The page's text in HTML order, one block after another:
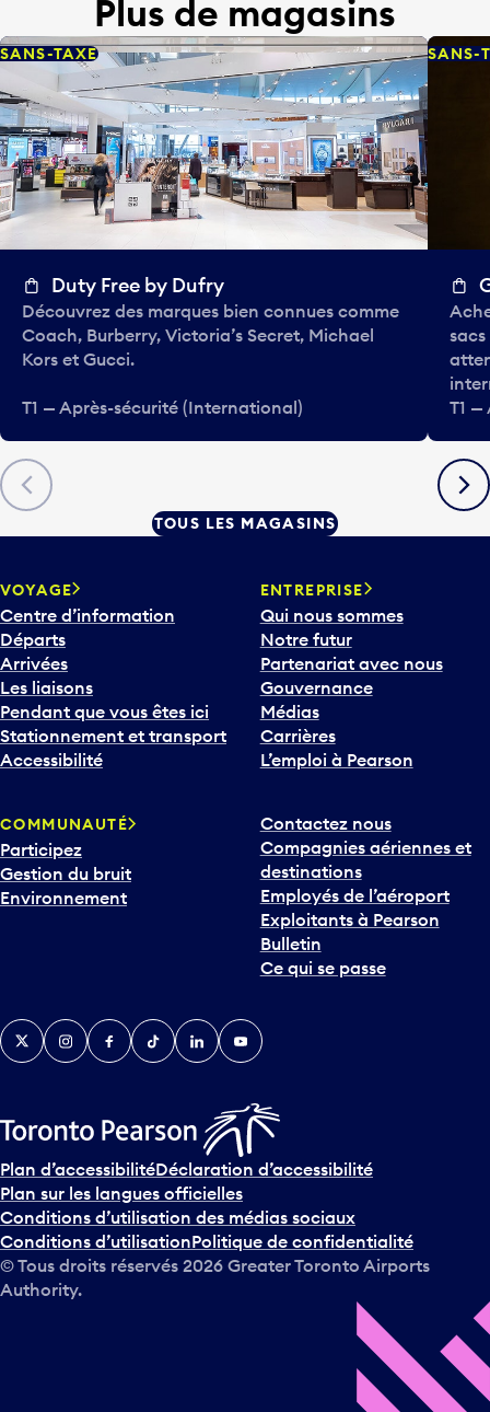
Plus de magasins
Précédent
SANS-TAXE
Duty Free by Dufry
Découvrez des marques bien connues comme
Coach, Burberry, Victoria’s Secret, Michael
Kors et Gucci.
T1 — Après-sécurité (International)
SANS-
T1
TOUS LES MAGASINS
VOYAGE
Centre d’information
Départs
Arrivées
Les liaisons
Pendant que vous êtes ici
Stationnement et transport
Accessibilité
ENTREPRISE
Qui nous sommes
Notre futur
Partenariat avec nous
Gouvernance
Médias
Carrières
L’emploi à Pearson
COMMUNAUTÉ
Participez
Gestion du bruit
Environnement
Contactez nous
Compagnies aériennes et
destinations
Employés de l’aéroport
Exploitants à Pearson
Bulletin
Ce qui se passe
TwitterInstagramFacebook
TikTokLinkedInYouTube
Plan d’accessibilitéDéclaration d’accessibilité
Plan sur les langues officielles
Conditions d’utilisation des médias sociaux
Conditions d’utilisationPolitique de confidentialité
© Tous droits réservés 2026 Greater Toronto Airports
Authority.